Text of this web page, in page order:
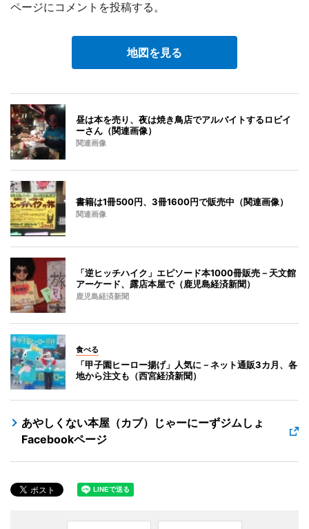
ページにコメントを投稿する。
地図を見る
昼は本を売り、夜は焼き鳥店でアルバイトするロビイ
ーさん（関連画像）
関連画像
書籍は1冊500円、3冊1600円で販売中（関連画像）
関連画像
「逆ヒッチハイク」エピソード本1000冊販売－天文館
アーケード、露店本屋で（鹿児島経済新聞）
鹿児島経済新聞
食べる
「甲子園ヒーロー揚げ」人気に－ネット通販3カ月、各
地から注文も（西宮経済新聞）
あやしくない本屋（カブ）じゃーにーずジムしょ
Facebookページ